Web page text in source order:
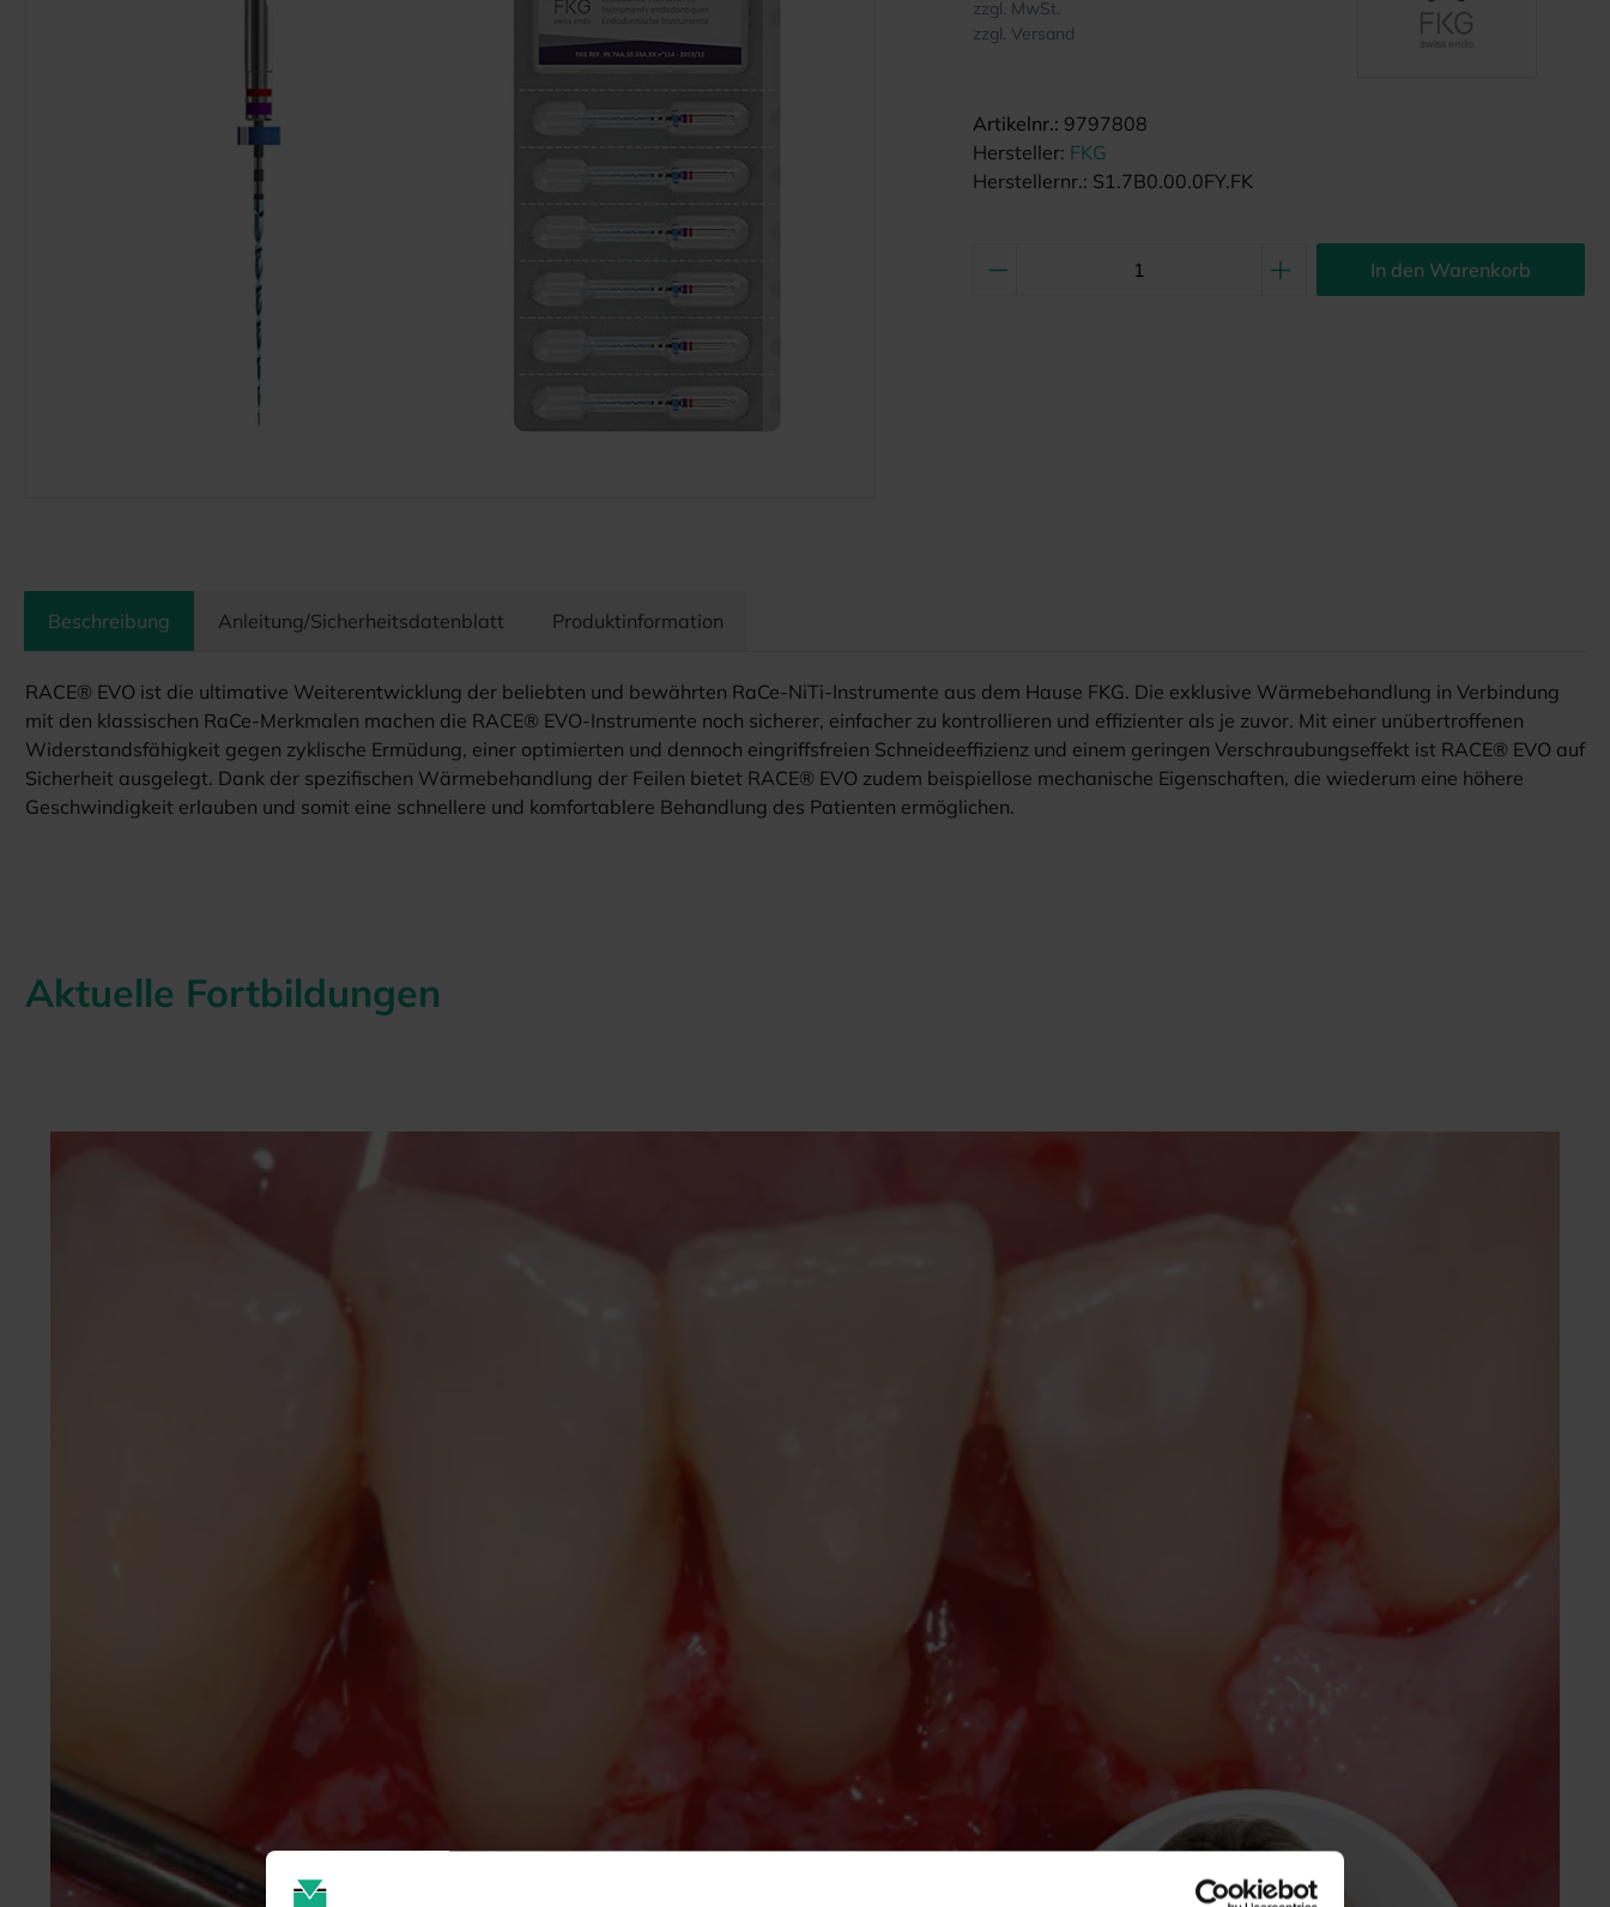
zzgl. MwSt.
zzgl. Versand
Artikelnr.: 9797808
Hersteller: FKG
Herstellernr.: S1.7B0.00.0FY.FK
In den Warenkorb
Beschreibung Anleitung/Sicherheitsdatenblatt Produktinformation
RACE® EVO ist die ultimative Weiterentwicklung der beliebten und bewährten RaCe-NiTi-Instrumente aus dem Hause FKG. Die exklusive Wärmebehandlung in Verbindung
mit den klassischen RaCe-Merkmalen machen die RACE® EVO-Instrumente noch sicherer, einfacher zu kontrollieren und effizienter als je zuvor. Mit einer unübertroffenen
Widerstandsfähigkeit gegen zyklische Ermüdung, einer optimierten und dennoch eingriffsfreien Schneideeffizienz und einem geringen Verschraubungseffekt ist RACE® EVO auf
Sicherheit ausgelegt. Dank der spezifischen Wärmebehandlung der Feilen bietet RACE® EVO zudem beispiellose mechanische Eigenschaften, die wiederum eine höhere
Geschwindigkeit erlauben und somit eine schnellere und komfortablere Behandlung des Patienten ermöglichen.
Aktuelle Fortbildungen